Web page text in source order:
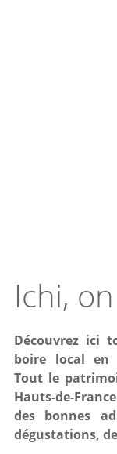
Ichi,
Découvrez ici
boire local en
Tout le
Hauts-de-
des bonnes
dégustations,